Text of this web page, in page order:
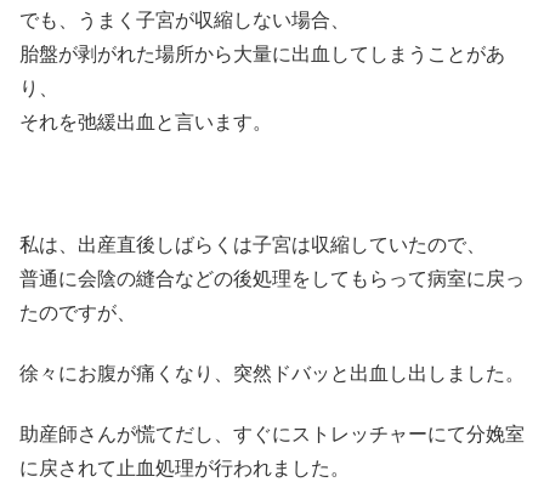
でも、うまく子宮が収縮しない場合、
胎盤が剥がれた場所から大量に出血してしまうことがあ
り、
それを弛緩出血と言います。
私は、出産直後しばらくは子宮は収縮していたので、
普通に会陰の縫合などの後処理をしてもらって病室に戻っ
たのですが、
徐々にお腹が痛くなり、突然ドバッと出血し出しました。
助産師さんが慌てだし、すぐにストレッチャーにて分娩室
に戻されて止血処理が行われました。